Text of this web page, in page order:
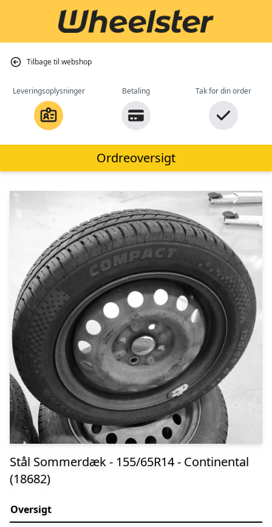
Tilbage til webshop
Leveringsoplysninger Betaling Tak for din order
Ordreoversigt
Stål Sommerdæk - 155/65R14 - Continental
(18682)
Oversigt